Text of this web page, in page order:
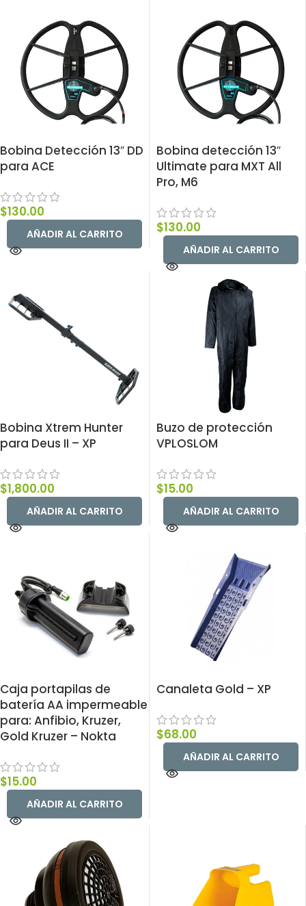
Bobina Detección 13″ DD
para ACE
$130.00
AÑADIR AL CARRITO
Bobina detección 13″
Ultimate para MXT All
Pro, M6
$130.00
AÑADIR AL CARRITO
Bobina Xtrem Hunter
para Deus II – XP
$1,800.00
AÑADIR AL CARRITO
Buzo de protección
VPLOSLOM
$15.00
AÑADIR AL CARRITO
Caja portapilas de
batería AA impermeable
para: Anfibio, Kruzer,
Gold Kruzer – Nokta
$15.00
AÑADIR AL CARRITO
Canaleta Gold – XP
$68.00
AÑADIR AL CARRITO